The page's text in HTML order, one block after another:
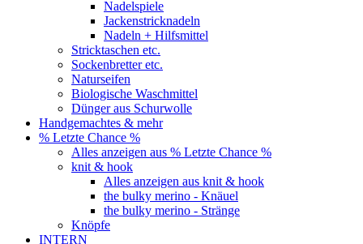
Nadelspiele
Jackenstricknadeln
Nadeln + Hilfsmittel
Stricktaschen etc.
Sockenbretter etc.
Naturseifen
Biologische Waschmittel
Dünger aus Schurwolle
Handgemachtes & mehr
% Letzte Chance %
Alles anzeigen aus % Letzte Chance %
knit & hook
Alles anzeigen aus knit & hook
the bulky merino - Knäuel
the bulky merino - Stränge
Knöpfe
INTERN